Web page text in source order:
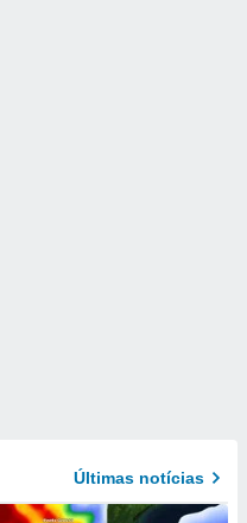
Últimas notícias